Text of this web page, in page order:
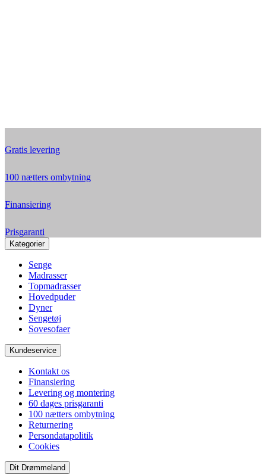
Gratis levering
100 nætters ombytning
Finansiering
Prisgaranti
Kategorier
Senge
Madrasser
Topmadrasser
Hovedpuder
Dyner
Sengetøj
Sovesofaer
Kundeservice
Kontakt os
Finansiering
Levering og montering
60 dages prisgaranti
100 nætters ombytning
Returnering
Persondatapolitik
Cookies
Dit Drømmeland